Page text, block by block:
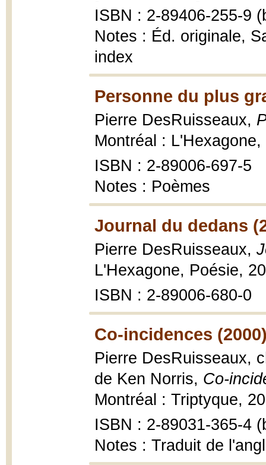
ISBN : 2-89406-255-9
Notes : Éd. originale,
index
Personne du plus
Pierre DesRuisseaux,
Montréal :
ISBN : 2-89006-697-5
Notes : Poèmes
Journal du dedans
Pierre DesRuisseaux,
L'Hexagone, Poésie,
ISBN : 2-89006-680-0
Co-incidences
Pierre DesRuisseaux,
de Ken Norris, Co-
Montréal : Triptyque,
ISBN : 2-89031-365-4
Notes : Traduit de